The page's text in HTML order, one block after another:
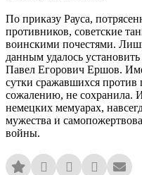
По приказу Рауса,
противников, советские
воинскими почестями.
данным удалось
Павел Егорович Ершов.
сутки сражавшихся против
сожалению, не сохранила.
немецких мемуарах,
мужества и
войны.